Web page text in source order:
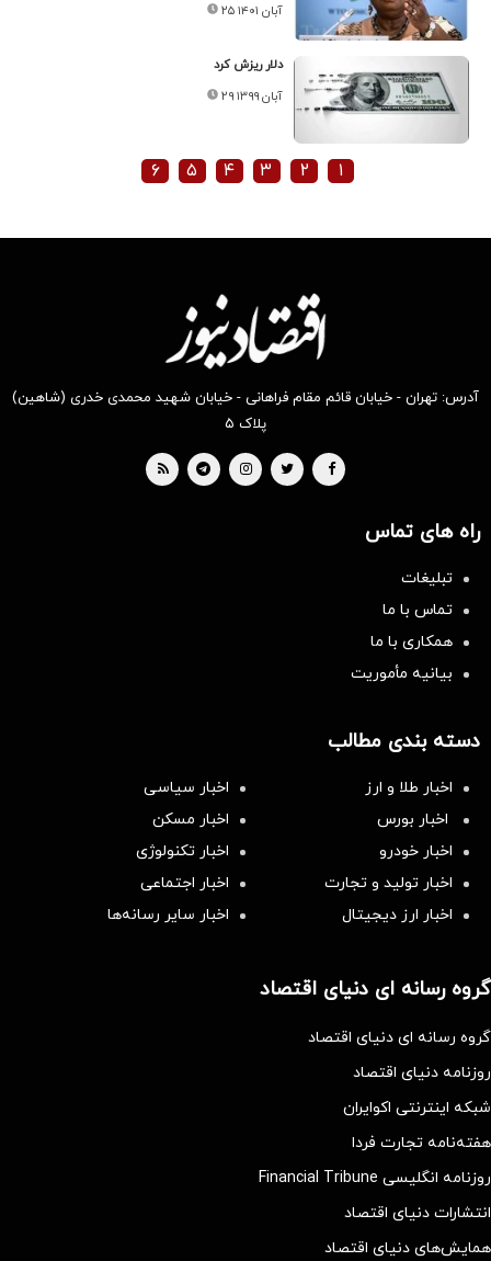
۲۵ آبان ۱۴۰۱
دلار ریزش کرد
۲۹ آبان ۱۳۹۹
۱ ۲ ۳ ۴ ۵ ۶
آدرس: تهران - خیابان قائم مقام فراهانی - خیابان شهید محمدی خدری (شاهین)
پلاک ۵
راه های تماس
تبلیغات
تماس با ما
همکاری با ما
بیانیه مأموریت
دسته بندی مطالب
اخبار طلا و ارز
اخبار سیاسی
اخبار بورس
اخبار مسکن
اخبار خودرو
اخبار تکنولوژی
اخبار تولید و تجارت
اخبار اجتماعی
اخبار ارز دیجیتال
اخبار سایر رسانه‌‌ها
گروه رسانه ای دنیای اقتصاد
گروه رسانه ای دنیای اقتصاد
روزنامه دنیای اقتصاد
شبکه اینترنتی اکوایران
هفته‌نامه تجارت فردا
روزنامه انگلیسی Financial Tribune
انتشارات دنیای اقتصاد
همایش‌های دنیای اقتصاد